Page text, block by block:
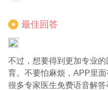
★ 最佳回答
不过，想要得到更加专业
育。不要怕麻烦，APP里
很多专家医生免费语音解